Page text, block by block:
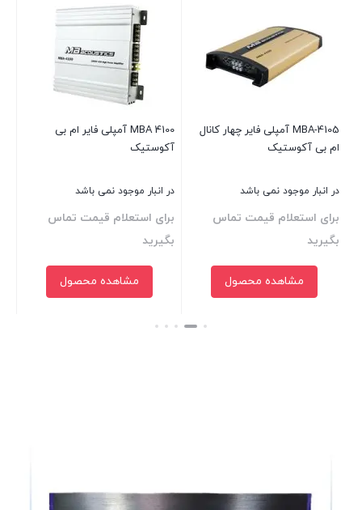
MBA-4105 آمپلی فایر چهار کانال
ام بی آکوستیک
در انبار موجود نمی باشد
برای استعلام قیمت تماس
بگیرید
مشاهده محصول
MBA 4100 آمپلی فایر ام بی
آکوستیک
در انبار موجود نمی باشد
برای استعلام قیمت تماس
بگیرید
بستن
مشاهده محصول